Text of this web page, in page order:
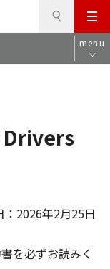
メ
ニ
ュ
menu
Drivers
：2026年2月25日
を必ずお読みく